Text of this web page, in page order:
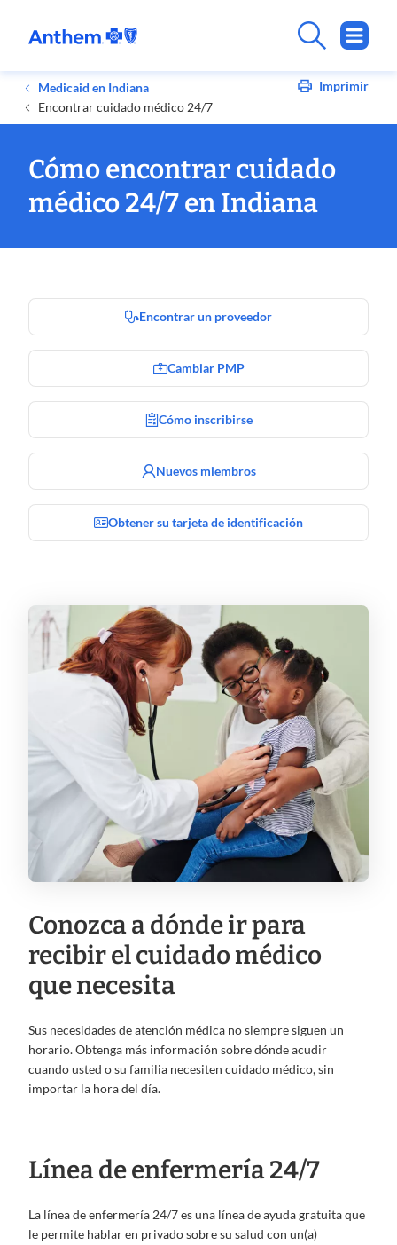
Medicaid en Indiana
Encontrar cuidado médico 24/7
Imprimir
Cómo encontrar cuidado
médico 24/7 en Indiana
Encontrar un proveedor
Cambiar PMP
Cómo inscribirse
Nuevos miembros
Obtener su tarjeta de identificación
Conozca a dónde ir para
recibir el cuidado médico
que necesita
Sus necesidades de atención médica no siempre siguen un
horario. Obtenga más información sobre dónde acudir
cuando usted o su familia necesiten cuidado médico, sin
importar la hora del día.
Línea de enfermería 24/7
La línea de enfermería 24/7 es una línea de ayuda gratuita que
le permite hablar en privado sobre su salud con un(a)